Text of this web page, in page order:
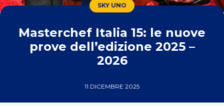
SKY UNO
Masterchef Italia 15: le nuove
prove dell’edizione 2025 –
2026
11 DICEMBRE 2025